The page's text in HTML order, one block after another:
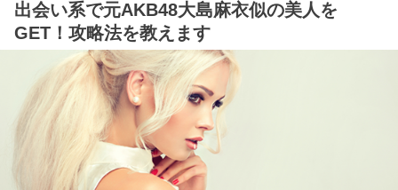
出会い系で元AKB48大島麻衣似の美人を
GET！攻略法を教えます